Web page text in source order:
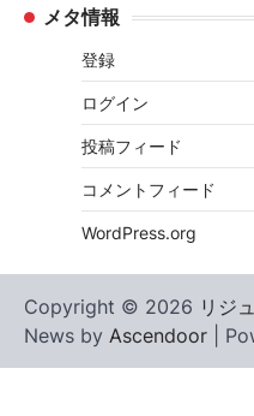
メタ情報
登録
ログイン
投稿フィード
コメントフィード
WordPress.org
Copyright © 2026 リジ
News by Ascendoor |